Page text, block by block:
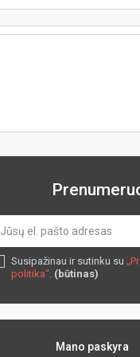
Susipažinau ir sutinku su
politika“. (būtinas)
Mano paskyra